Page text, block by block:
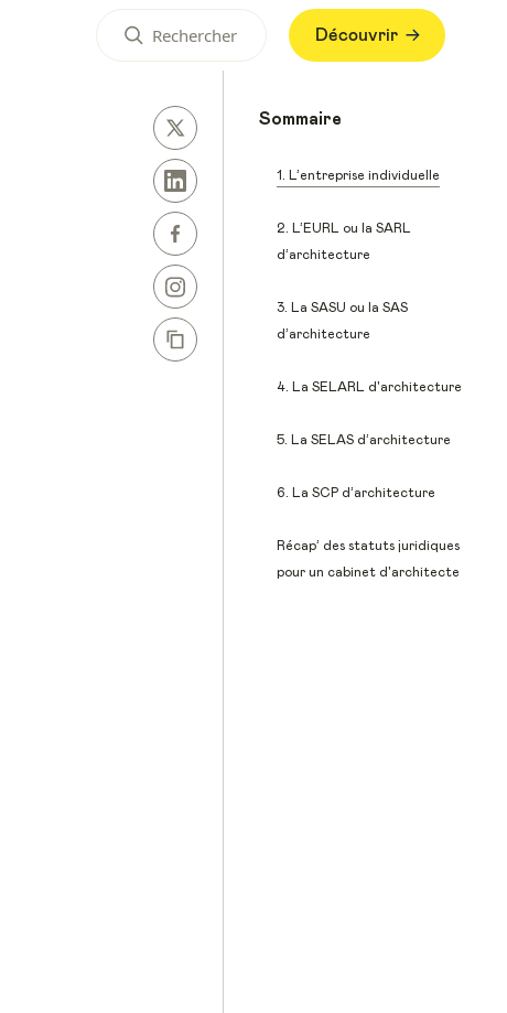
Découvrir
Sommaire
1. L’entreprise individuelle
2. L’EURL ou la SARL
d’architecture
3. La SASU ou la SAS
d’architecture
4. La SELARL d'architecture
5. La SELAS d’architecture
6. La SCP d’architecture
Récap’ des statuts juridiques
pour un cabinet d'architecte